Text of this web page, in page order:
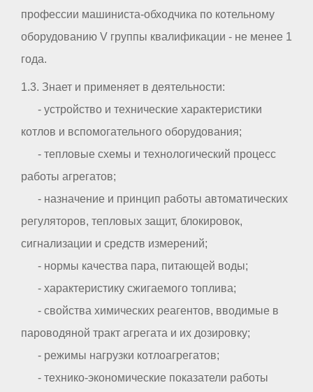
профессии машиниста-обходчика по котельному
оборудованию V группы квалификации - не менее 1
года.
1.3. Знает и применяет в деятельности:
- устройство и технические характеристики
котлов и вспомогательного оборудования;
- тепловые схемы и технологический процесс
работы агрегатов;
- назначение и принцип работы автоматических
регуляторов, тепловых защит, блокировок,
сигнализации и средств измерений;
- нормы качества пара, питающей воды;
- характеристику сжигаемого топлива;
- свойства химических реагентов, вводимые в
пароводяной тракт агрегата и их дозировку;
- режимы нагрузки котлоагрегатов;
- технико-экономические показатели работы